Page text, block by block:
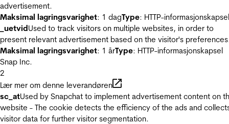
advertisement.
Maksimal lagringsvarighet: 1 dagType: HTTP-informasjonskapsel
_uetvidUsed to track visitors on multiple websites, in order to
present relevant advertisement based on the visitor's
Maksimal lagringsvarighet: 1 årType: HTTP-informasjonskapsel
Snap Inc.
2
Lær mer om denne leverandøren
sc_atUsed by Snapchat to implement advertisement content on
website - The cookie detects the efficiency of the ads and
visitor data for further visitor segmentation.